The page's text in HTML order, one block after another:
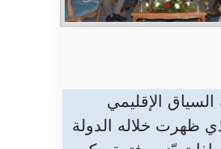
الإقليمي
ظهرت خلاله الدولة